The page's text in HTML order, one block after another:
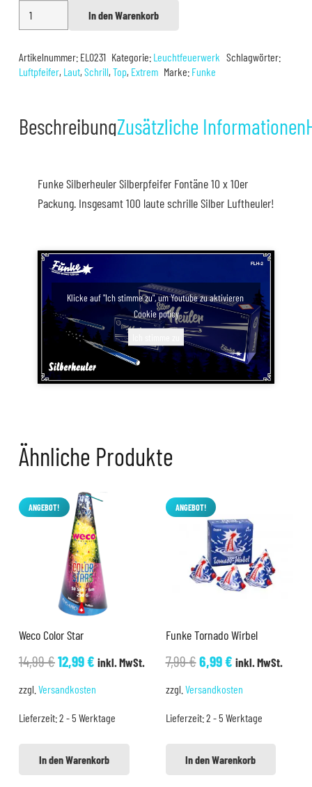
Funke
Silberheuler
100Stück
In den Warenkorb
Alternative:
Artikelnummer: EL0231 Kategorie: Leuchtfeuerwerk Schlagwörter:
Luftpfeifer, Laut, Schrill, Top, Extrem Marke: Funke
BeschreibungZusätzliche Informationen
Funke Silberheuler Silberpfeifer Fontäne 10 x 10er
Packung. Insgesamt 100 laute schrille Silber Luftheuler!
Klicke auf "Ich stimme zu", um Youtube zu aktivieren
Cookie policy
Ähnliche Produkte
ANGEBOT!
Weco Color Star
14,99€Ursprünglicher
14,99 €
12,99€Aktueller
12,99 €.
inkl. MwSt.
zzgl. Versandkosten
Lieferzeit:2 - 5 Werktage
In den Warenkorb
ANGEBOT!
Funke Tornado Wirbel
7,99€Ursprünglicher
7,99 €
6,99€Aktueller
6,99 €.
inkl. MwSt.
zzgl. Versandkosten
Lieferzeit:2 - 5 Werktage
In den Warenkorb